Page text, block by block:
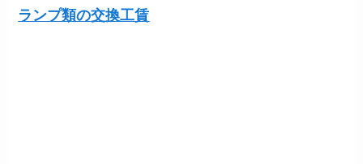
ランプ類の交換工賃